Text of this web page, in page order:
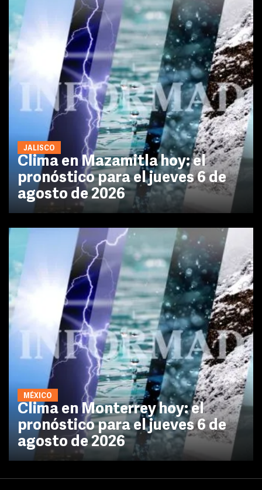
JALISCO
Clima en Mazamitla hoy: el
pronóstico para el jueves 6 de
agosto de 2026
MÉXICO
Clima en Monterrey hoy: el
pronóstico para el jueves 6 de
agosto de 2026